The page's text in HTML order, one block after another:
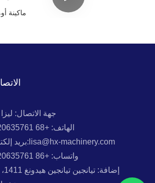
ماكينة
جهة الاتصال:
الهاتف: +68 18920635761
بريد إلكتروني:lisa@hx-machinery.com
واتساب: +86 18920635761